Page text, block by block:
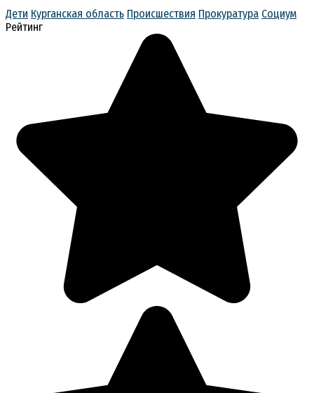
Дети Курганская область Происшествия Прокуратура Социум
Рейтинг